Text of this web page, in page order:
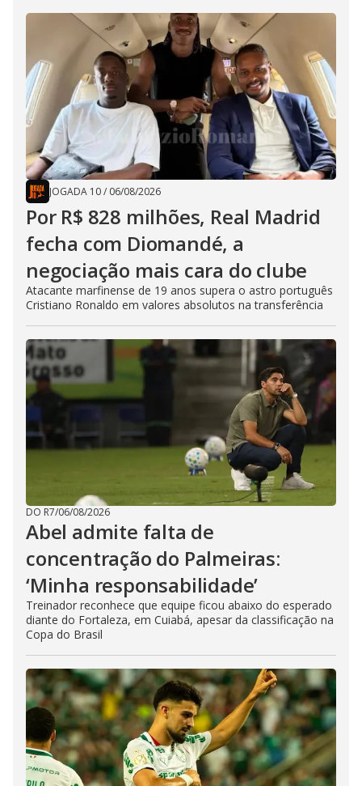
JOGADA 10/ 06/08/2026
Por R$ 828 milhões, Real Madrid
fecha com Diomandé, a
negociação mais cara do clube
Atacante marfinense de 19 anos supera o astro português
Cristiano Ronaldo em valores absolutos na transferência
DO R7/06/08/2026
Abel admite falta de
concentração do Palmeiras:
‘Minha responsabilidade’
Treinador reconhece que equipe ficou abaixo do esperado
diante do Fortaleza, em Cuiabá, apesar da classificação na
Copa do Brasil